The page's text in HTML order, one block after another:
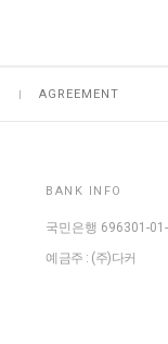
AGREEMENT
BANK INFO
국민은행 696301-
예금주 : (주)다커